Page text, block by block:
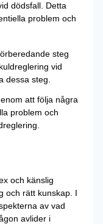
dödsfall. Detta
problem och
steg
vid
dessa steg.
att följa några
problem och
och känslig
och rätt kunskap. I
av vad
avlider i